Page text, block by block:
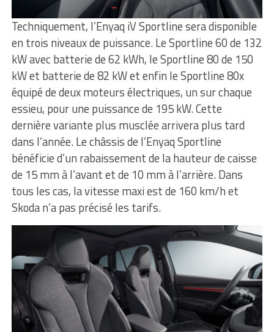
Techniquement, l’Enyaq iV Sportline sera disponible
en trois niveaux de puissance. Le Sportline 60 de 132
kW avec batterie de 62 kWh, le Sportline 80 de 150
kW et batterie de 82 kW et enfin le Sportline 80x
équipé de deux moteurs électriques, un sur chaque
essieu, pour une puissance de 195 kW. Cette
dernière variante plus musclée arrivera plus tard
dans l’année. Le châssis de l’Enyaq Sportline
bénéficie d’un rabaissement de la hauteur de caisse
de 15 mm à l’avant et de 10 mm à l’arrière. Dans
tous les cas, la vitesse maxi est de 160 km/h et
Skoda n’a pas précisé les tarifs.